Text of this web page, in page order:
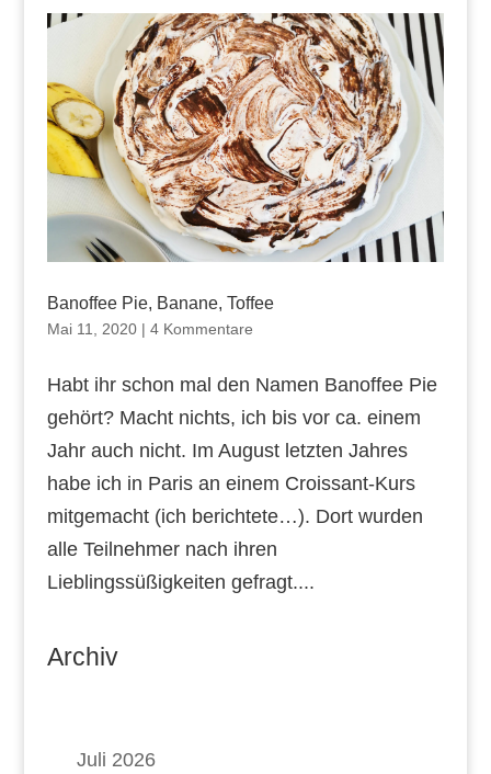
Banoffee Pie, Banane, Toffee
Mai 11, 2020| 4 Kommentare
Habt ihr schon mal den Namen Banoffee Pie
gehört? Macht nichts, ich bis vor ca. einem
Jahr auch nicht. Im August letzten Jahres
habe ich in Paris an einem Croissant-Kurs
mitgemacht (ich berichtete…). Dort wurden
alle Teilnehmer nach ihren
Lieblingssüßigkeiten gefragt....
Archiv
Juli 2026